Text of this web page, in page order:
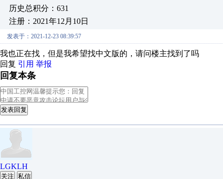
历史总积分：631
注册：2021年12月10日
发表于：2021-12-23 08:39:57
我也正在找，但是我希望找中文版的，请问楼主找到了吗
回复 引用 举报
回复本条
发表回复
LGKLH
关注 私信